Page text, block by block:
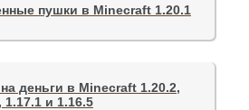
пушки в Minecraft 1.20.1
деньги в Minecraft 1.20.2,
1.17.1 и 1.16.5